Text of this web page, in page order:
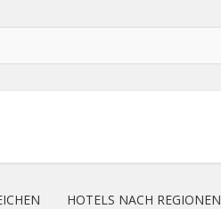
HOTELS NACH REGIONEN